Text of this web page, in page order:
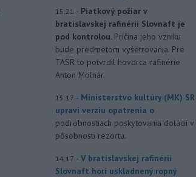
15:21 - Piatkový požiar v
bratislavskej rafinérii Slovnaft je
pod kontrolou. Príčina jeho vzniku
bude predmetom vyšetrovania. Pre
TASR to potvrdil hovorca rafinérie
Anton Molnár.
15:17 - Ministerstvo kultúry (MK) SR
upraví verziu opatrenia o
podrobnostiach poskytovania dotácií v
pôsobnosti rezortu.
14:17 - V bratislavskej rafinérii
Slovnaft horí uskladnený ropný